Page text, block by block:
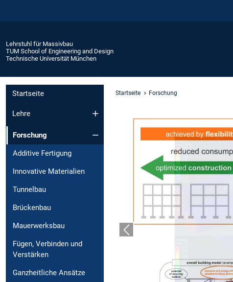
Lehrstuhl für Massivbau
TUM School of Engineering and Design
Technische Universität München
Startseite
Lehre
Forschung
Additive Fertigung
Innovative Materialien
Tunnelbau
Brückenbau
Mauerwerksbau
Fügen, Verbinden und
Verstärken
Ganzheitliche Ansätze
Startseite Forschung
Vorheriger Slide